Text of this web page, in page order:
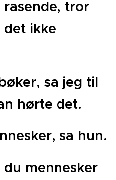
tror
det ikke
sa jeg til
hørte det.
sa hun.
mennesker